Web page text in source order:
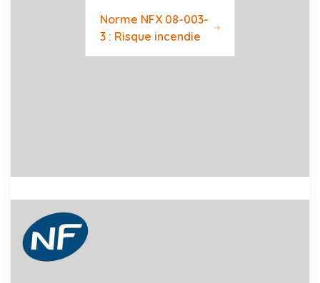
Norme NFX 08-003-
3 : Risque incendie